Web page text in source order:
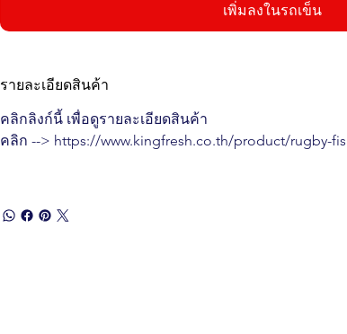
เพิ่มลงในรถเข็น
รายละเอียดสินค้า
คลิกลิงก์นี้ เพื่อดูรายละเอียดสินค้า
คลิก --> https://www.kingfresh.co.th/product/rugby-